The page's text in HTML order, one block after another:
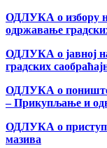
ОДЛУКА о избору
одржавање
ОДЛУКА о јавној
градских
ОДЛУКА о
– Прикупљање и
ОДЛУКА о
мазива